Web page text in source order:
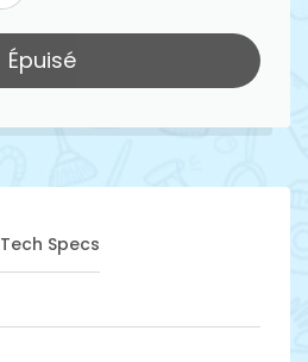
Épuisé
Tech Specs